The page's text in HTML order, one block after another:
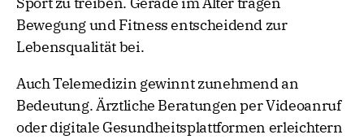
Bewegung und Fitness entscheidend zur
Lebensqualität bei.
Auch Telemedizin gewinnt zunehmend an
Bedeutung. Ärztliche Beratungen per Videoanruf
oder digitale Gesundheitsplattformen erleichtern